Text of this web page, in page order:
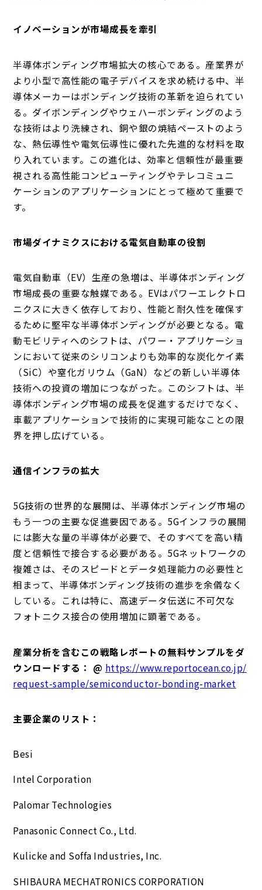
イノベーションが市場成長を牽引
半導体ボンディング市場拡大の核心である。産業界が
より小型で高性能の電子デバイスを求め続ける中、半
導体メーカーはボンディング技術の革新を迫られてい
る。ダイボンディングやウェハーボンディングのよう
な技術はより洗練され、銅や銀の焼結ペーストのよう
な、熱伝導性や電気伝導性に優れた先進的な材料を取
り入れています。この進化は、効率と信頼性が最重要
視される高性能コンピューティングやテレコミュニ
ケーションのアプリケーションにとって極めて重要で
す。
市場ダイナミクスにおける電気自動車の役割
電気自動車（EV）生産の急増は、半導体ボンディング
市場成長の重要な触媒である。EVはパワーエレクトロ
ニクスに大きく依存しており、性能と耐久性を確保す
るために堅牢な半導体ボンディングが必要となる。電
動モビリティへのシフトは、パワー・アプリケーショ
ンにおいて従来のシリコンよりも効率的な炭化ケイ素
（SiC）や窒化ガリウム（GaN）などの新しい半導体
技術への投資の増加につながった。このシフトは、半
導体ボンディング市場の成長を促進するだけでなく、
車載アプリケーションで技術的に実現可能なことの限
界を押し広げている。
通信インフラの拡大
5G技術の世界的な展開は、半導体ボンディング市場の
もう一つの主要な促進要因である。5Gインフラの展開
には膨大な量の半導体が必要で、そのすべてを高い精
度と信頼性で接合する必要がある。5Gネットワークの
複雑さは、そのスピードとデータ処理能力の必要性と
相まって、半導体ボンディング技術の進歩を余儀なく
している。これは特に、高速データ伝送に不可欠な
フォトニクス接合の使用増加に顕著である。
産業分析を含むこの戦略レポートの無料サンプルをダ
ウンロードする： @ https://www.reportocean.co.jp/
request-sample/semiconductor-bonding-market
主要企業のリスト：
Besi
Intel Corporation
Palomar Technologies
Panasonic Connect Co., Ltd.
Kulicke and Soffa Industries, Inc.
SHIBAURA MECHATRONICS CORPORATION